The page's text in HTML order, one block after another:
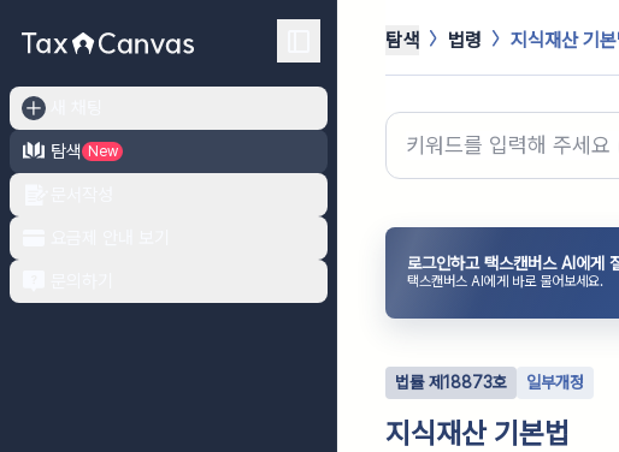
탐색
New
탐색 법령 지식재산 기본
로그인하고 택스캔버스 AI에게
택스캔버스 AI에게 바로 물어보세요.
법률제 18873호 일부개정
지식재산 기본법